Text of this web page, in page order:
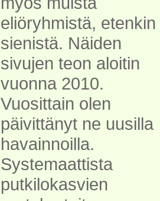
eliöryhmistä, etenkin
sienistä. Näiden
sivujen teon aloitin
vuonna 2010.
Vuosittain olen
päivittänyt ne uusilla
havainnoilla.
Systemaattista
putkilokasvien